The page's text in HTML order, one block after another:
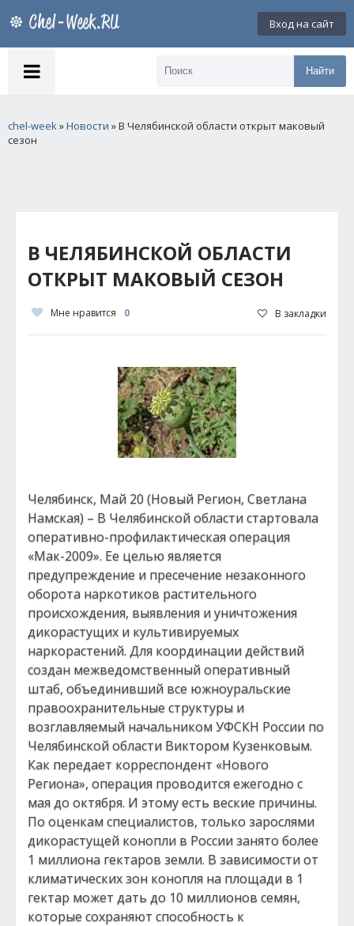
Вход на сайт
Найти
chel-week»Новости » В Челябинской области открыт маковый
сезон
В ЧЕЛЯБИНСКОЙ ОБЛАСТИ
ОТКРЫТ МАКОВЫЙ СЕЗОН
Мне нравится 0 В закладки
Челябинск, Май 20 (Новый Регион, Светлана
Намская) – В Челябинской области стартовала
оперативно-профилактическая операция
«Мак-2009». Ее целью является
предупреждение и пресечение незаконного
оборота наркотиков растительного
происхождения, выявления и уничтожения
дикорастущих и культивируемых
наркорастений. Для координации действий
создан межведомственный оперативный
штаб, объединивший все южноуральские
правоохранительные структуры и
возглавляемый начальником УФСКН России по
Челябинской области Виктором Кузенковым.
Как передает корреспондент «Нового
Региона», операция проводится ежегодно с
мая до октября. И этому есть веские причины.
По оценкам специалистов, только зарослями
дикорастущей конопли в России занято более
1 миллиона гектаров земли. В зависимости от
климатических зон конопля на площади в 1
гектар может дать до 10 миллионов семян,
которые сохраняют способность к